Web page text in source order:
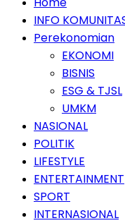
INFO
Perekonomian
EKONOMI
BISNIS
ESG & TJSL
UMKM
NASIONAL
POLITIK
LIFESTYLE
ENTERTAINMENT
SPORT
INTERNASIONAL